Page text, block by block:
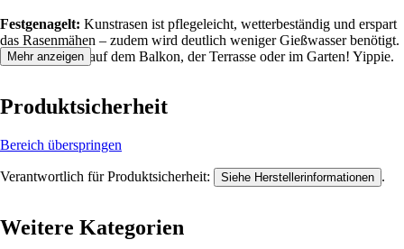
Festgenagelt: Kunstrasen ist pflegeleicht, wetterbeständig und erspart
das Rasenmähen – zudem wird deutlich weniger Gießwasser benötigt.
Rasender Spaß auf dem Balkon, der Terrasse oder im Garten! Yippie.
Mehr anzeigen
Produktsicherheit
Bereich überspringen
Verantwortlich für Produktsicherheit: Siehe Herstellerinformationen .
Weitere Kategorien